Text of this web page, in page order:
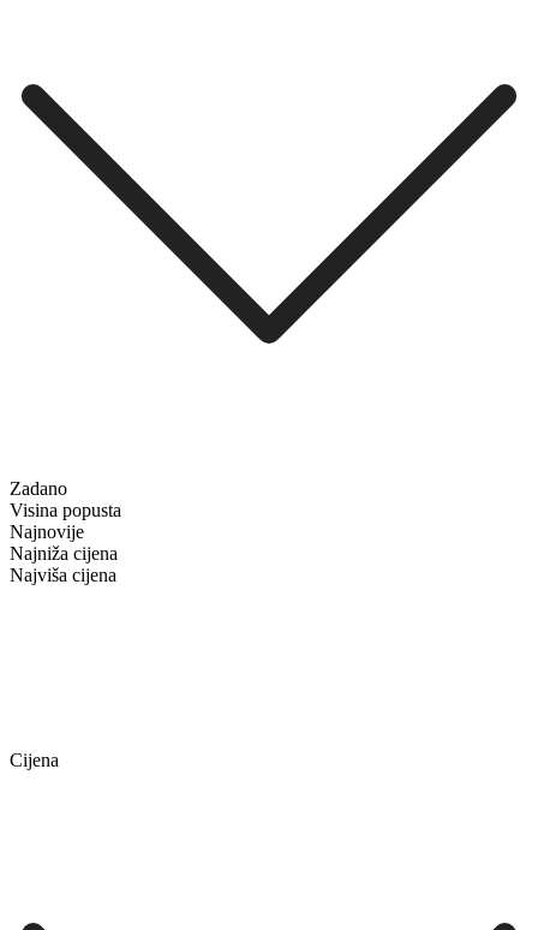
Zadano
Visina popusta
Najnovije
Najniža cijena
Najviša cijena
Cijena